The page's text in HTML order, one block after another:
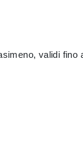
validi fino